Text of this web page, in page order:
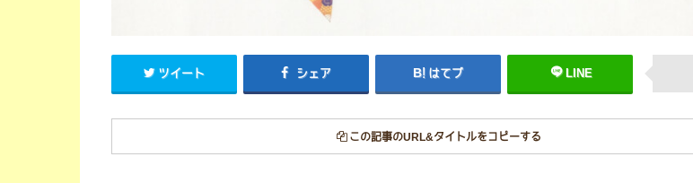
ツイート シェア はてブ LINE
この記事のURL&タイトルをコピーする